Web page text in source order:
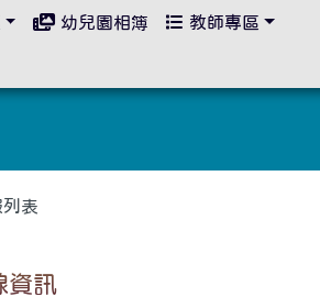
表
資訊
幼兒園相簿 教師專區